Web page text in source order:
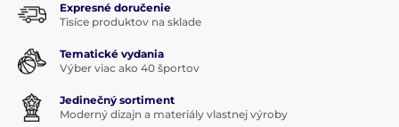
Expresné doručenie
Tisíce produktov na sklade
Tematické vydania
Výber viac ako 40 športov
Jedinečný sortiment
Moderný dizajn a materiály vlastnej výroby